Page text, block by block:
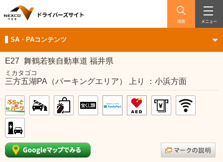
検索 メニュー
SA・PAコンテンツ
E27 舞鶴若狭自動車道 福井県
ミカタゴコ
三方五湖PA（パーキングエリア） 上り ：小浜方面